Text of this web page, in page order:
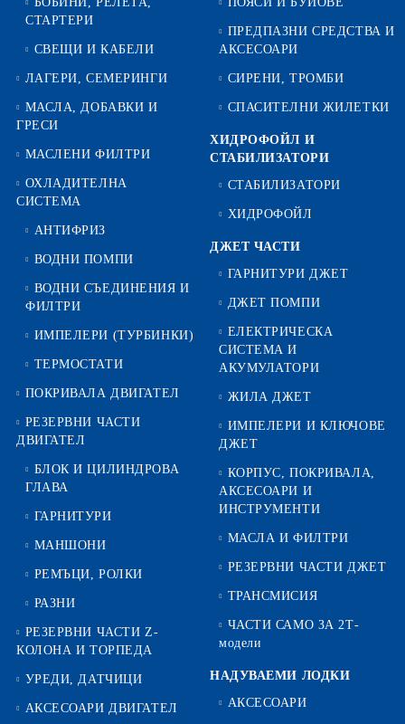
СТАРТЕРИ
СВЕЩИ И КАБЕЛИ
ЛАГЕРИ, СЕМЕРИНГИ
МАСЛА, ДОБАВКИ И
ГРЕСИ
МАСЛЕНИ ФИЛТРИ
ОХЛАДИТЕЛНА
СИСТЕМА
АНТИФРИЗ
ВОДНИ ПОМПИ
ВОДНИ СЪЕДИНЕНИЯ И
ФИЛТРИ
ИМПЕЛЕРИ (ТУРБИНКИ)
ТЕРМОСТАТИ
ПОКРИВАЛА ДВИГАТЕЛ
РЕЗЕРВНИ ЧАСТИ
ДВИГАТЕЛ
БЛОК И ЦИЛИНДРОВА
ГЛАВА
ГАРНИТУРИ
МАНШОНИ
РЕМЪЦИ, РОЛКИ
РАЗНИ
РЕЗЕРВНИ ЧАСТИ Z-
КОЛОНА И ТОРПЕДА
УРЕДИ, ДАТЧИЦИ
АКСЕСОАРИ ДВИГАТЕЛ
ПРЕДПАЗНИ СРЕДСТВА И
АКСЕСОАРИ
СИРЕНИ, ТРОМБИ
СПАСИТЕЛНИ ЖИЛЕТКИ
ХИДРОФОЙЛ И
СТАБИЛИЗАТОРИ
СТАБИЛИЗАТОРИ
ХИДРОФОЙЛ
ДЖЕТ ЧАСТИ
ГАРНИТУРИ ДЖЕТ
ДЖЕТ ПОМПИ
ЕЛЕКТРИЧЕСКА
СИСТЕМА И
АКУМУЛАТОРИ
ЖИЛА ДЖЕТ
ИМПЕЛЕРИ И КЛЮЧОВЕ
ДЖЕТ
КОРПУС, ПОКРИВАЛА,
АКСЕСОАРИ И
ИНСТРУМЕНТИ
МАСЛА И ФИЛТРИ
РЕЗЕРВНИ ЧАСТИ ДЖЕТ
ТРАНСМИСИЯ
ЧАСТИ САМО ЗА 2Т-
модели
НАДУВАЕМИ ЛОДКИ
АКСЕСОАРИ